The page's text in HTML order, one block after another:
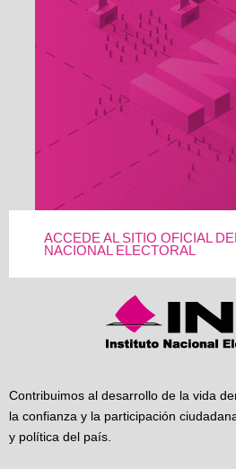
ACCEDE AL SITIO OFICIAL
NACIONAL ELECTORAL
Contribuimos al desarrollo de la vida
la confianza y la participación
y política del país.